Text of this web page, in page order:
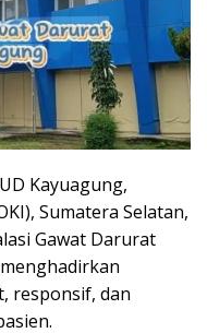
Kayuagung,
Sumatera Selatan,
Gawat Darurat
responsif, dan